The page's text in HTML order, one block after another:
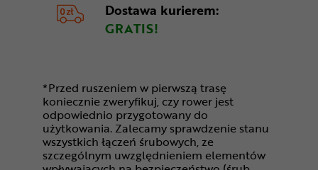
Dostawa kurierem:
GRATIS!
*Przed ruszeniem w pierwszą trasę
koniecznie zweryfikuj, czy rower jest
odpowiednio przygotowany do
użytkowania. Zalecamy sprawdzenie stanu
wszystkich łączeń śrubowych, ze
szczególnym uwzględnieniem elementów